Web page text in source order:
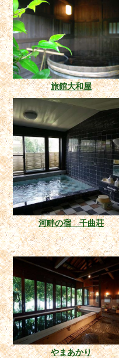
旅館大和屋
河畔の宿 千曲荘
やまあかり